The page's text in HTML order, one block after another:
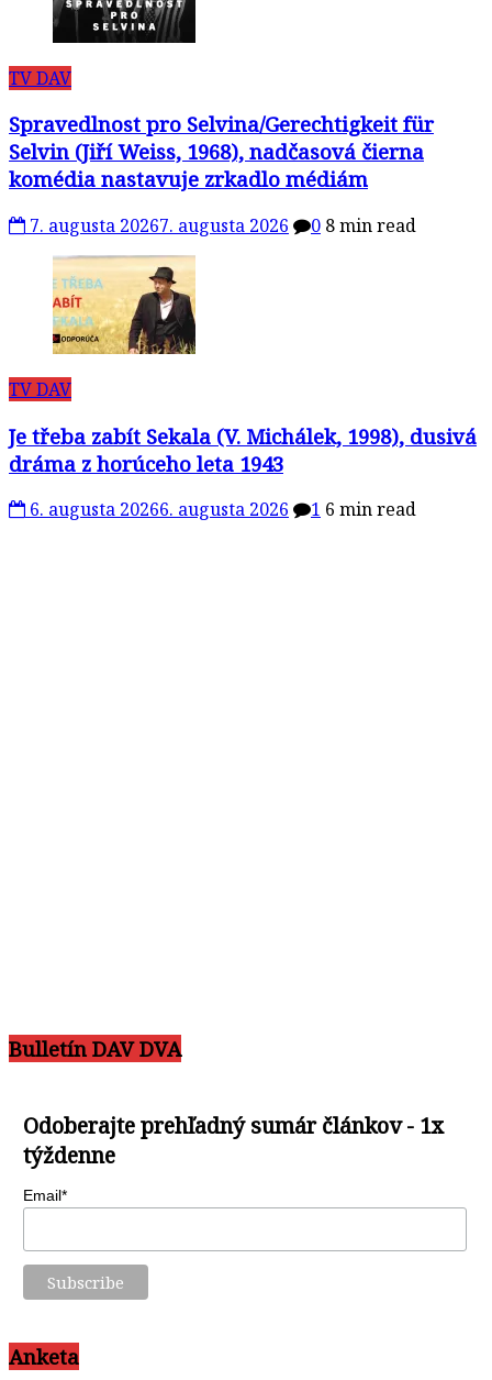
TV DAV
Spravedlnost pro Selvina/Gerechtigkeit für
Selvin (Jiří Weiss, 1968), nadčasová čierna
komédia nastavuje zrkadlo médiám
7. augusta 20267. augusta 2026 0 8 min read
TV DAV
Je třeba zabít Sekala (V. Michálek, 1998), dusivá
dráma z horúceho leta 1943
6. augusta 20266. augusta 2026 1 6 min read
Bulletín DAV DVA
Odoberajte prehľadný sumár článkov - 1x
týždenne
Email*
Anketa